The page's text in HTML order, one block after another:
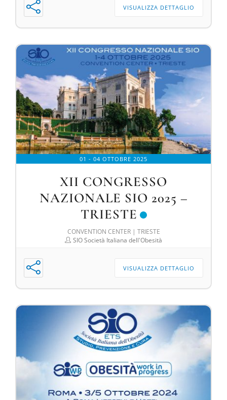
VISUALIZZA DETTAGLIO
01 - 04 OTTOBRE 2025
XII CONGRESSO
NAZIONALE SIO 2025 –
TRIESTE
CONVENTION CENTER | TRIESTE
SIO Società Italiana dell'Obesità
VISUALIZZA DETTAGLIO